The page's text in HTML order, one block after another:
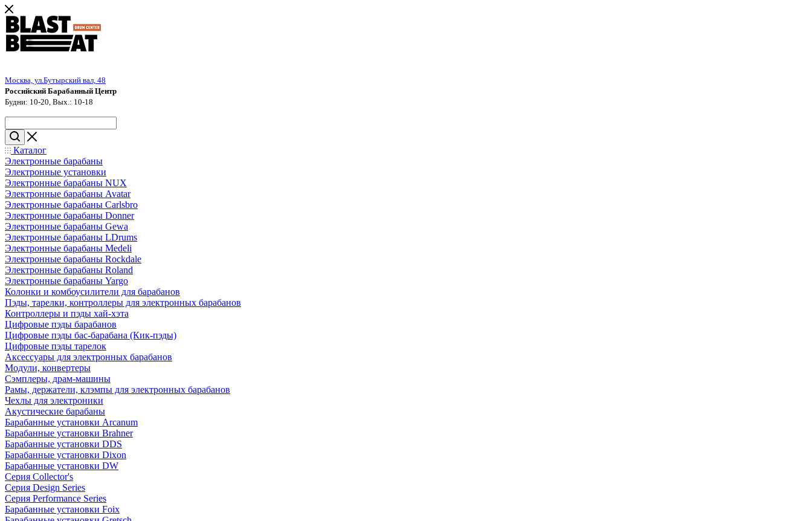
Москва, ул.Бутырский вал, 48
Российский Барабанный Центр
Будни: 10-20, Вых.: 10-18
Каталог
Электронные барабаны
Электронные установки
Электронные барабаны NUX
Электронные барабаны Avatar
Электронные барабаны Carlsbro
Электронные барабаны Donner
Электронные барабаны Gewa
Электронные барабаны LDrums
Электронные барабаны Medeli
Электронные барабаны Rockdale
Электронные барабаны Roland
Электронные барабаны Yargo
Колонки и комбоусилители для барабанов
Пэды, тарелки, контроллеры для электронных барабанов
Контроллеры и пэды хай-хэта
Цифровые пэды барабанов
Цифровые пэды бас-барабана (Кик-пэды)
Цифровые пэды тарелок
Аксессуары для электронных барабанов
Модули, конвертеры
Сэмплеры, драм-машины
Рамы, держатели, клэмпы для электронных барабанов
Чехлы для электроники
Акустические барабаны
Барабанные установки Arcanum
Барабанные установки Brahner
Барабанные установки DDS
Барабанные установки Dixon
Барабанные установки DW
Серия Collector's
Серия Design Series
Серия Performance Series
Барабанные установки Foix